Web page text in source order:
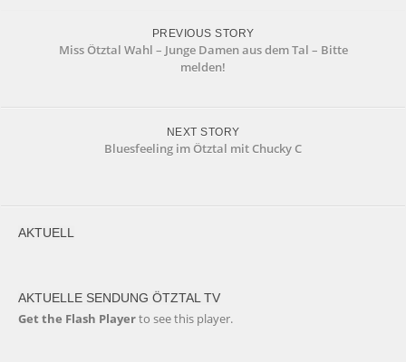
PREVIOUS STORY
Miss Ötztal Wahl – Junge Damen aus dem Tal – Bitte
melden!
NEXT STORY
Bluesfeeling im Ötztal mit Chucky C
AKTUELL
AKTUELLE SENDUNG ÖTZTAL TV
Get the Flash Playerto see this player.